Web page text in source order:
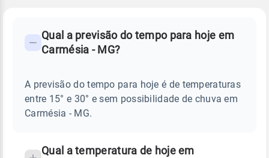
PREVISÃO
TEMPO
CARMÉSIA
Perguntas
sobre
chuva
Qual a previsão do tempo para hoje em
Carmésia - MG?
A previsão do tempo para hoje é de temperaturas
entre 15° e 30° e sem possibilidade de chuva em
Carmésia - MG.
Qual a temperatura de hoje em